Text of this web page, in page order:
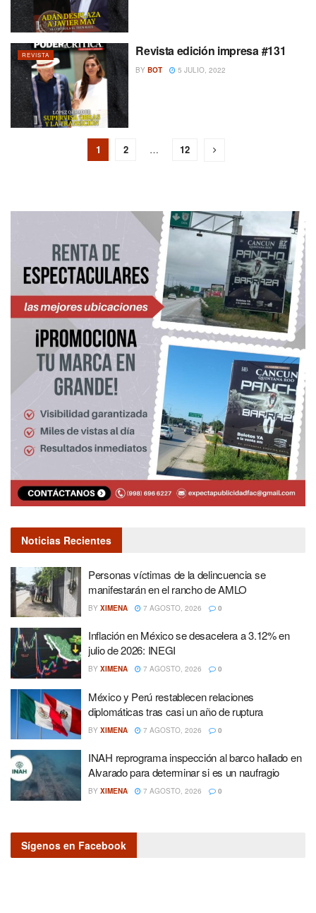
REVISTA Revista edición impresa #131
BY BOT 5 JULIO, 2022
1 2 … 12
Noticias Recientes
Personas víctimas de la delincuencia se
manifestarán en el rancho de AMLO
BY XIMENA 7 AGOSTO, 2026 0
Inflación en México se desacelera a 3.12% en
julio de 2026: INEGI
BY XIMENA 7 AGOSTO, 2026 0
México y Perú restablecen relaciones
diplomáticas tras casi un año de ruptura
BY XIMENA 7 AGOSTO, 2026 0
INAH reprograma inspección al barco hallado en
Alvarado para determinar si es un naufragio
BY XIMENA 7 AGOSTO, 2026 0
Sígenos en Facebook